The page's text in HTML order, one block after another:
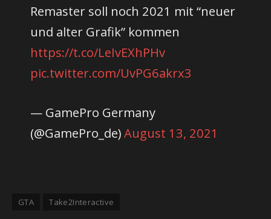
Remaster soll noch 2021 mit “neuer
und alter Grafik” kommen
https://t.co/LeIvEXhPHv
pic.twitter.com/UvPG6akrx3
— GamePro Germany
(@GamePro_de)August 13, 2021
GTA Take2Interactive